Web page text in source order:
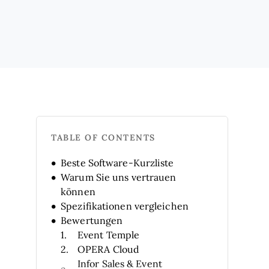
TABLE OF CONTENTS
Beste Software-Kurzliste
Warum Sie uns vertrauen
können
Spezifikationen vergleichen
Bewertungen
Event Temple
OPERA Cloud
Infor Sales & Event